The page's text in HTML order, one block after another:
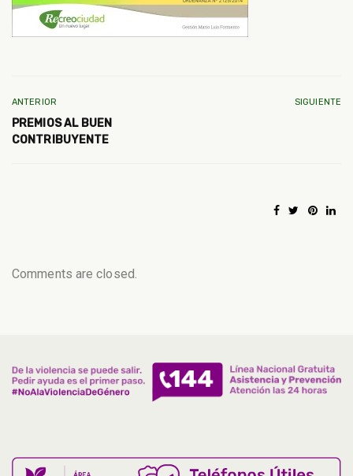
ANTERIOR
PREMIOS AL BUEN
CONTRIBUYENTE
SIGUIENTE
Comments are closed.